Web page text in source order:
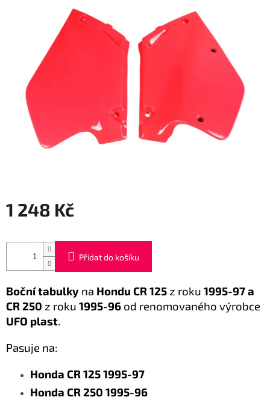
1 248 Kč
cena:
Přidat do košíku
Boční tabulky na Hondu CR 125 z roku 1995-97 a
CR 250 z roku 1995-96 od renomovaného výrobce
UFO plast.
Pasuje na:
Honda CR 125 1995-97
Honda CR 250 1995-96